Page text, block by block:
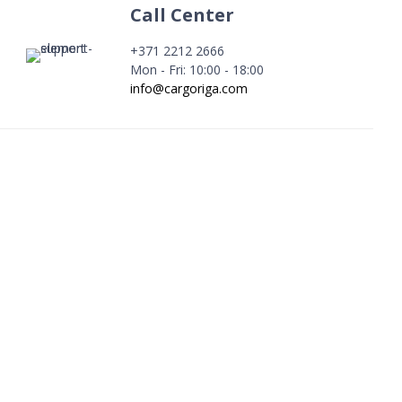
Call Center
+371 2212 2666
Mon - Fri: 10:00 - 18:00
info@cargoriga.com